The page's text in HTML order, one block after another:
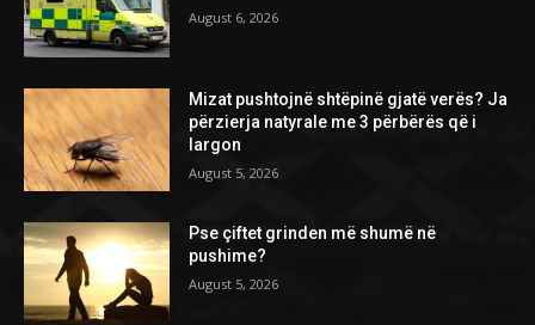
August 6, 2026
Mizat pushtojnë shtëpinë gjatë verës? Ja
përzierja natyrale me 3 përbërës që i
largon
August 5, 2026
Pse çiftet grinden më shumë në
pushime?
August 5, 2026